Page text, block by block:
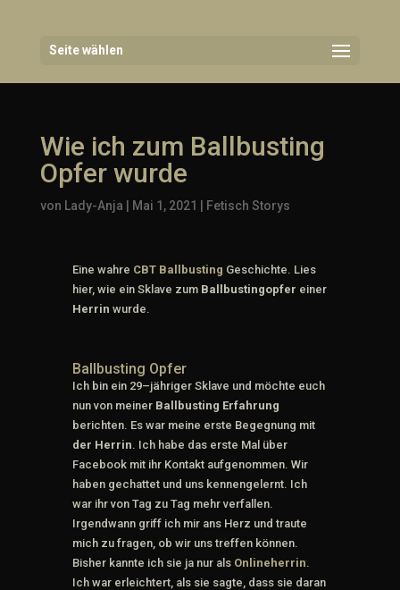
Seite wählen
Wie ich zum Ballbusting
Opfer wurde
von Lady-Anja Mai 1, 2021 Fetisch Storys
Eine wahre CBT Ballbusting Geschichte. Lies
hier, wie ein Sklave zum Ballbustingopfer einer
Herrin wurde.
Ballbusting Opfer
Ich bin ein 29–jähriger Sklave und möchte euch
nun von meiner Ballbusting Erfahrung
berichten. Es war meine erste Begegnung mit
der Herrin. Ich habe das erste Mal über
Facebook mit ihr Kontakt aufgenommen. Wir
haben gechattet und uns kennengelernt. Ich
war ihr von Tag zu Tag mehr verfallen.
Irgendwann griff ich mir ans Herz und traute
mich zu fragen, ob wir uns treffen können.
Bisher kannte ich sie ja nur als Onlineherrin.
Ich war erleichtert, als sie sagte, dass sie daran